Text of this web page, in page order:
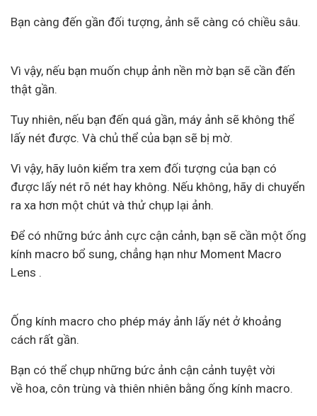
Bạn càng đến gần đối tượng, ảnh sẽ càng có chiều sâu.
Vì vậy, nếu bạn muốn chụp ảnh nền mờ bạn sẽ cần đến
thật gần.
Tuy nhiên, nếu bạn đến quá gần, máy ảnh sẽ không thể
lấy nét được. Và chủ thể của bạn sẽ bị mờ.
Vì vậy, hãy luôn kiểm tra xem đối tượng của bạn có
được lấy nét rõ nét hay không. Nếu không, hãy di chuyển
ra xa hơn một chút và thử chụp lại ảnh.
Để có những bức ảnh cực cận cảnh, bạn sẽ cần một ống
kính macro bổ sung, chẳng hạn như Moment Macro
Lens .
Ống kính macro cho phép máy ảnh lấy nét ở khoảng
cách rất gần.
Bạn có thể chụp những bức ảnh cận cảnh tuyệt vời
về hoa, côn trùng và thiên nhiên bằng ống kính macro.